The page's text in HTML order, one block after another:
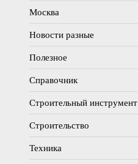
Москва
Новости разные
Полезное
Справочник
Строительный инструмент
Строительство
Техника